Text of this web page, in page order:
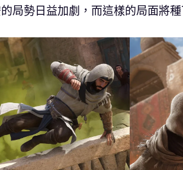
局勢日益加劇，而這樣的局面將